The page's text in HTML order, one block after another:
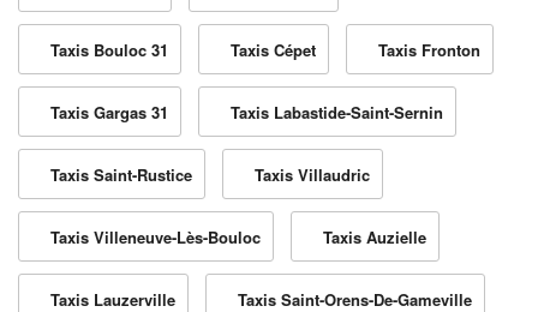
Taxis Bouloc 31 Taxis Cépet Taxis Fronton
Taxis Gargas 31 Taxis Labastide-Saint-Sernin
Taxis Saint-Rustice Taxis Villaudric
Taxis Villeneuve-Lès-Bouloc Taxis Auzielle
Taxis Lauzerville Taxis Saint-Orens-De-Gameville